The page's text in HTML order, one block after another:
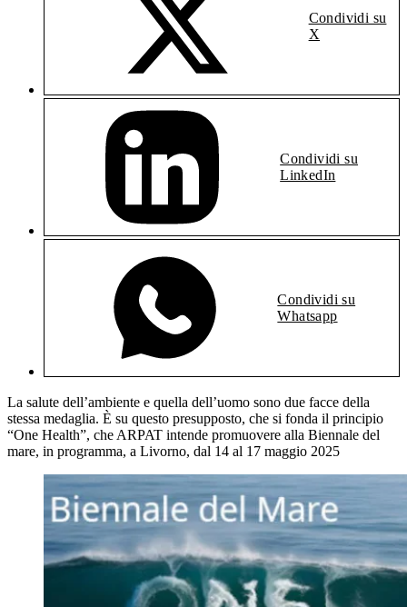
Condividi su
X
Condividi su
LinkedIn
Condividi su
Whatsapp
La salute dell’ambiente e quella dell’uomo sono due facce della
stessa medaglia. È su questo presupposto, che si fonda il principio
“One Health”, che ARPAT intende promuovere alla Biennale del
mare, in programma, a Livorno, dal 14 al 17 maggio 2025